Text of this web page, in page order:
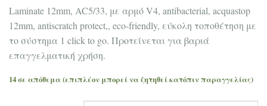
Laminate 12mm, AC5/33, με αρμό V4, antibacterial, acquastop
12mm, antiscratch protect,, eco-friendly, εύκολη τοποθέτηση με
το σύστημα 1 click to go. Προτείνεται για βαριά
επαγγελματική χρήση.
14 σε απόθεμα (επιπλέον μπορεί να ζητηθεί κατόπιν παραγγελίας)